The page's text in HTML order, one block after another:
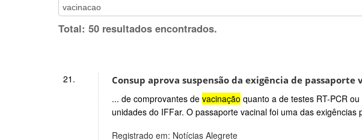
Total: 50 resultados encontrados.
Consup aprova suspensão da exigência de passaporte
... de comprovantes de vacinação quanto a de testes RT-PCR
unidades do IFFar. O passaporte vacinal foi uma das
Registrado em: Notícias Alegrete
21.